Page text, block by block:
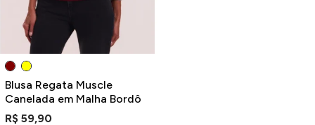
Blusa Regata Muscle
Canelada em Malha Bordô
R$ 59,90